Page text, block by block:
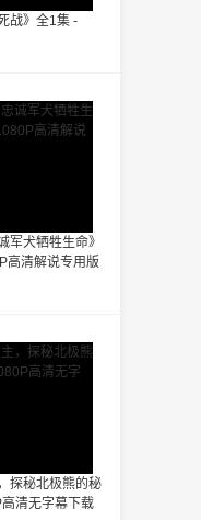
战》全1集 -
军犬牺牲生命》
高清解说专用版
探秘北极熊的秘
清无字幕下载